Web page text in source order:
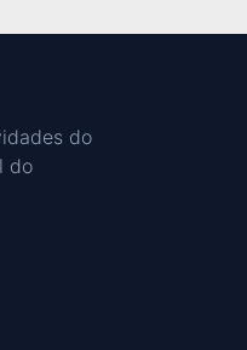
do
do